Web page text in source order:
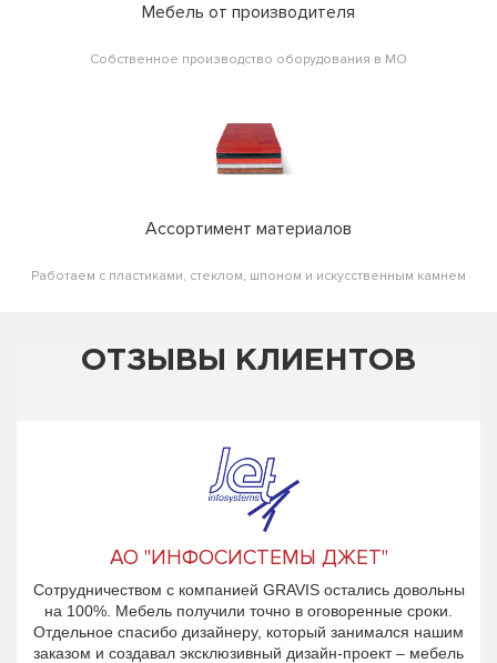
Мебель от производителя
Собственное производство оборудования в МО
Ассортимент материалов
Работаем с пластиками, стеклом, шпоном и искусственным камнем
ОТЗЫВЫ КЛИЕНТОВ
АО "ИНФОСИСТЕМЫ ДЖЕТ"
Сотрудничеством с компанией GRAVIS остались довольны
на 100%. Мебель получили точно в оговоренные сроки.
Отдельное спасибо дизайнеру, который занимался нашим
заказом и создавал эксклюзивный дизайн-проект – мебель